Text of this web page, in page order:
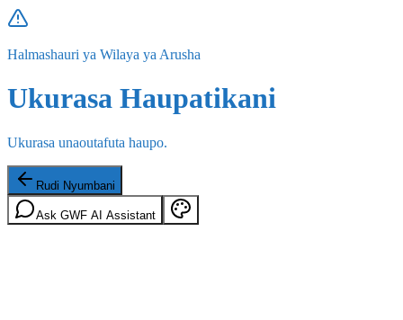
Halmashauri ya Wilaya ya Arusha
Ukurasa Haupatikani
Ukurasa unaoutafuta haupo.
Rudi Nyumbani
Ask GWF AI Assistant